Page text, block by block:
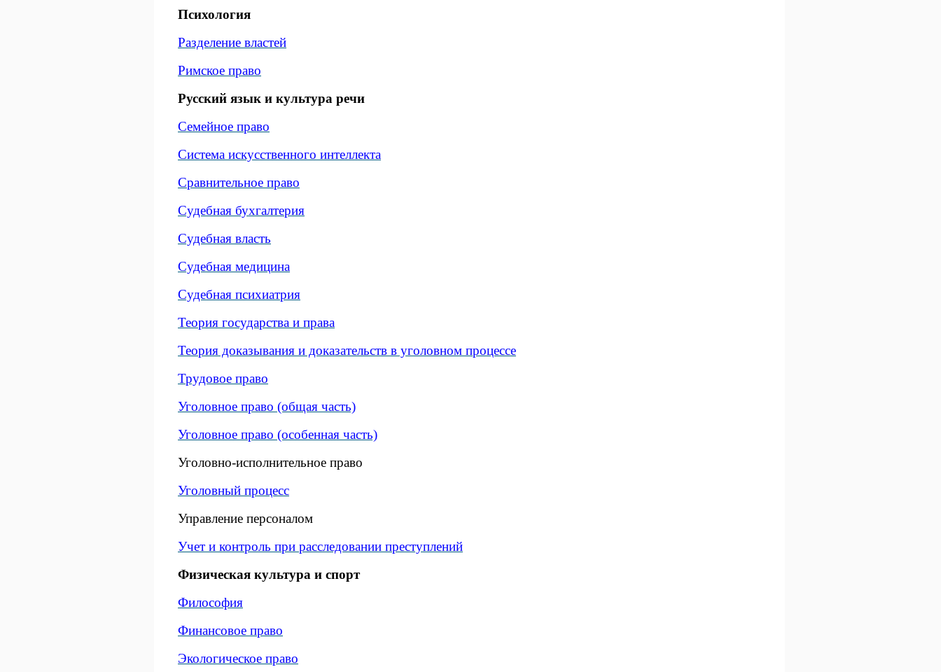
Психология
Разделение властей
Римское право
Русский язык и культура речи
Семейное право
Система искусственного интеллекта
Сравнительное право
Судебная бухгалтерия
Судебная власть
Судебная медицина
Судебная психиатрия
Теория государства и права
Теория доказывания и доказательств в уголовном процессе
Трудовое право
Уголовное право (общая часть)
Уголовное право (особенная часть)
Уголовно-исполнительное право
Уголовный процесс
Управление персоналом
Учет и контроль при расследовании преступлений
Физическая культура и спорт
Философия
Финансовое право
Экологическое право